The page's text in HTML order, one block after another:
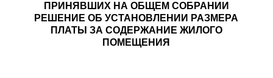
ПРИНЯВШИХ НА ОБЩЕМ СОБРАНИИ
РЕШЕНИЕ ОБ УСТАНОВЛЕНИИ РАЗМЕРА
ПЛАТЫ ЗА СОДЕРЖАНИЕ ЖИЛОГО
ПОМЕЩЕНИЯ